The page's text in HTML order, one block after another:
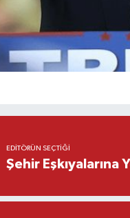
EDITÖRÜN SEÇTIĞI
Şehir